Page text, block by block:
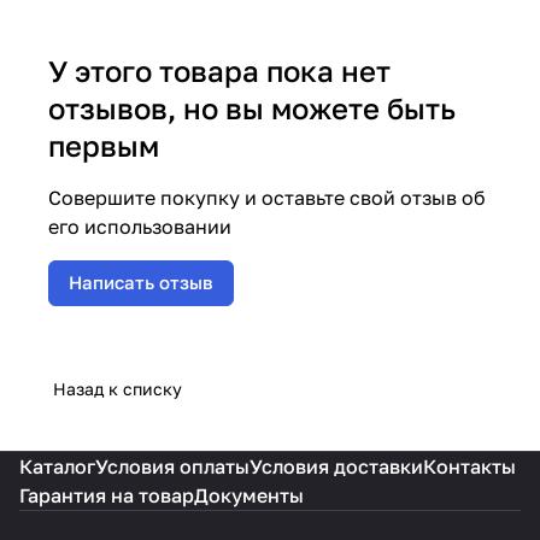
У этого товара пока нет
отзывов, но вы можете быть
первым
Совершите покупку и оставьте свой отзыв об
его использовании
Написать отзыв
Назад к списку
КаталогУсловия оплатыУсловия доставкиКонтакты
Гарантия на товарДокументы